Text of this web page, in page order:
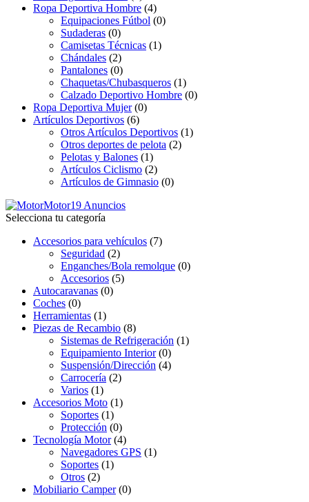
Ropa Deportiva Hombre (4)
Equipaciones Fútbol (0)
Sudaderas (0)
Camisetas Técnicas (1)
Chándales (2)
Pantalones (0)
Chaquetas/Chubasqueros (1)
Calzado Deportivo Hombre (0)
Ropa Deportiva Mujer(0)
Artículos Deportivos (6)
Otros Artículos Deportivos (1)
Otros deportes de pelota (2)
Pelotas y Balones (1)
Artículos Ciclismo (2)
Artículos de Gimnasio (0)
Motor19 Anuncios
Selecciona tu categoría
Accesorios para vehículos (7)
Seguridad (2)
Enganches/Bola remolque (0)
Accesorios (5)
Autocaravanas (0)
Coches (0)
Herramientas (1)
Piezas de Recambio (8)
Sistemas de Refrigeración (1)
Equipamiento Interior(0)
Suspensión/Dirección (4)
Carrocería (2)
Varios (1)
Accesorios Moto (1)
Soportes (1)
Protección (0)
Tecnología Motor(4)
Navegadores GPS (1)
Soportes (1)
Otros (2)
Mobiliario Camper(0)